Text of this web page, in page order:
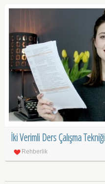
İki Verimli Ders Çalışma Tekniği
Rehberlik